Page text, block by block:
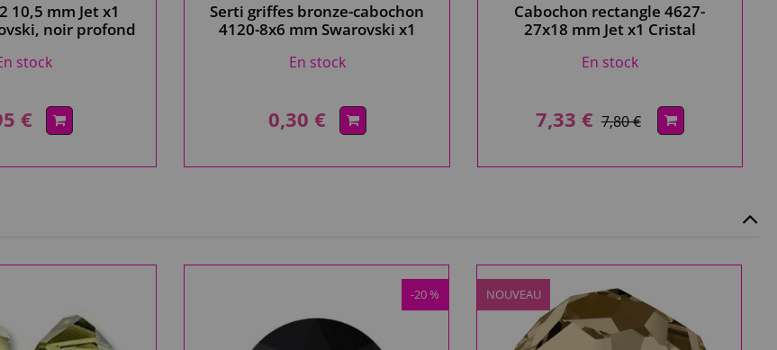
10,5 mm Jet x1
noir profond
stock
€
Serti griffes bronze-cabochon
4120-8x6 mm Swarovski x1
En stock
0,30 €
Cabochon rectangle 4627-
27x18 mm Jet x1 Cristal
En stock
7,33 € 7,80 €
-20 % NOUVEAU